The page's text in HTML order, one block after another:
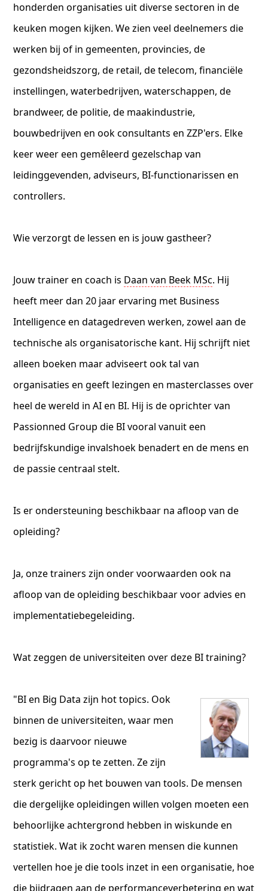
honderden organisaties uit diverse sectoren in de
keuken mogen kijken. We zien veel deelnemers die
werken bij of in gemeenten, provincies, de
gezondsheidszorg, de retail, de telecom, financiële
instellingen, waterbedrijven, waterschappen, de
brandweer, de politie, de maakindustrie,
bouwbedrijven en ook consultants en ZZP'ers. Elke
keer weer een gemêleerd gezelschap van
leidinggevenden, adviseurs, BI-functionarissen en
controllers.
Wie verzorgt de lessen en is jouw gastheer?
Jouw trainer en coach is Daan van Beek MSc. Hij
heeft meer dan 20 jaar ervaring met Business
Intelligence en datagedreven werken, zowel aan de
technische als organisatorische kant. Hij schrijft niet
alleen boeken maar adviseert ook tal van
organisaties en geeft lezingen en masterclasses over
heel de wereld in AI en BI. Hij is de oprichter van
Passionned Group die BI vooral vanuit een
bedrijfskundige invalshoek benadert en de mens en
de passie centraal stelt.
Is er ondersteuning beschikbaar na afloop van de
opleiding?
Ja, onze trainers zijn onder voorwaarden ook na
afloop van de opleiding beschikbaar voor advies en
implementatiebegeleiding.
Wat zeggen de universiteiten over deze BI training?
"BI en Big Data zijn hot topics. Ook
binnen de universiteiten, waar men
bezig is daarvoor nieuwe
programma's op te zetten. Ze zijn
sterk gericht op het bouwen van tools. De mensen
die dergelijke opleidingen willen volgen moeten een
behoorlijke achtergrond hebben in wiskunde en
statistiek. Wat ik zocht waren mensen die kunnen
vertellen hoe je die tools inzet in een organisatie, hoe
die bijdragen aan de performanceverbetering en wat